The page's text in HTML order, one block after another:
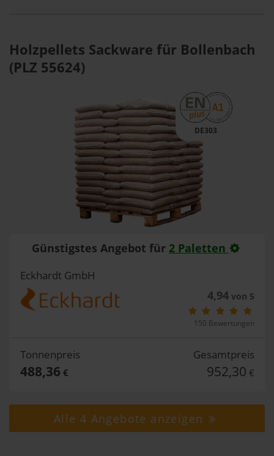
Holzpellets Sackware für Bollenbach
(PLZ 55624)
DE303
Günstigstes Angebot für 2 Paletten
Eckhardt GmbH
4,94von 5
150 Bewertungen
Tonnenpreis
488,36 €
Gesamtpreis
952,30 €
Alle 4 Angebote anzeigen